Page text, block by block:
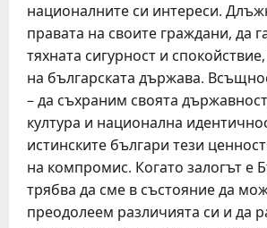
националните си интереси.
правата на своите граждани, да
тяхната сигурност и
на българската държава.
– да съхраним своята
култура и национална
истинските българи тези
на компромис. Когато залогът е
трябва да сме в състояние да
преодолеем различията си и да